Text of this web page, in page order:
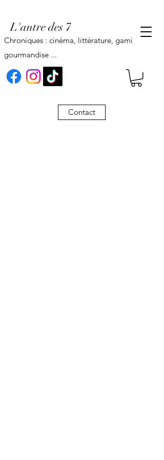
L'antre des 7
Contact
Chroniques : cinéma, littérature, gaming,
gourmandise ...